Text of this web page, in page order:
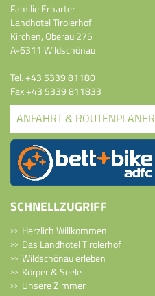
Familie Erharter
Landhotel Tirolerhof
Kirchen, Oberau 275
A-6311 Wildschönau
Tel.+43 5339 81180
Fax +43 5339 811833
ANFAHRT & ROUTENPLANER
SCHNELLZUGRIFF
Herzlich Willkommen
Das Landhotel Tirolerhof
Wildschönau erleben
Körper & Seele
Unsere Zimmer